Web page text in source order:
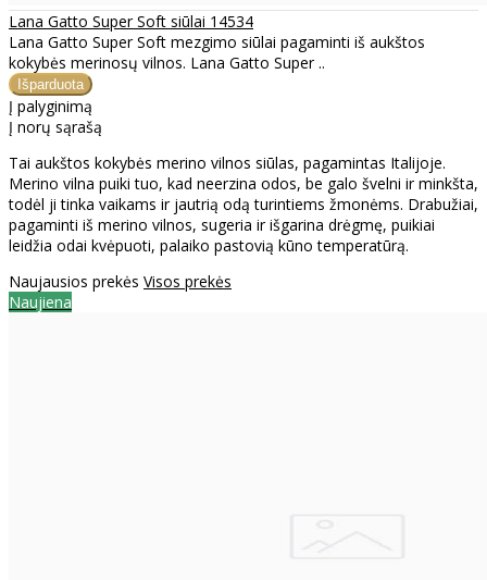
Lana Gatto Super Soft siūlai 14534
Lana Gatto Super Soft mezgimo siūlai pagaminti iš aukštos
kokybės merinosų vilnos. Lana Gatto Super ..
Į palyginimą
Į norų sąrašą
Tai aukštos kokybės merino vilnos siūlas, pagamintas Italijoje.
Merino vilna puiki tuo, kad neerzina odos, be galo švelni ir minkšta,
todėl ji tinka vaikams ir jautrią odą turintiems žmonėms. Drabužiai,
pagaminti iš merino vilnos, sugeria ir išgarina drėgmę, puikiai
leidžia odai kvėpuoti, palaiko pastovią kūno temperatūrą.
Naujausios prekės Visos prekės
Naujiena